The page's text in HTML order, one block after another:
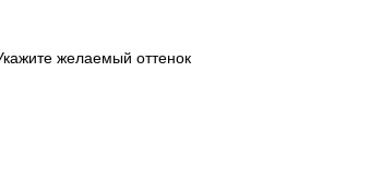
желаемый оттенок